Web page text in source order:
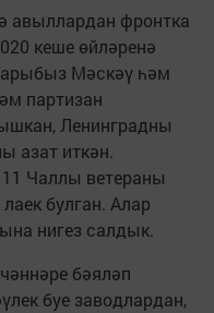
авыллардан фронтка
кеше өйләренә
Мәскәү һәм
партизан
Ленинградны
азат иткән.
Чаллы ветераны
булган. Алар
нигез салдык.
бәяләп
буе заводлардан,